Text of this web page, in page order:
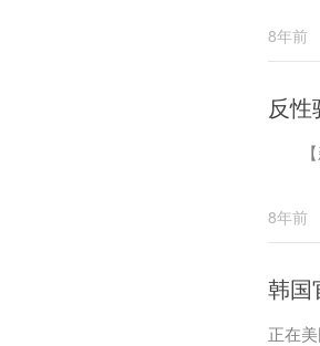
8年前
反
【新
8年前
韩国
正在